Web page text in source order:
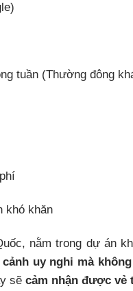
tuần (Thường đông
khó khăn
nằm trong dự án
cảnh uy nghi mà
sẽ cảm nhận được vẻ